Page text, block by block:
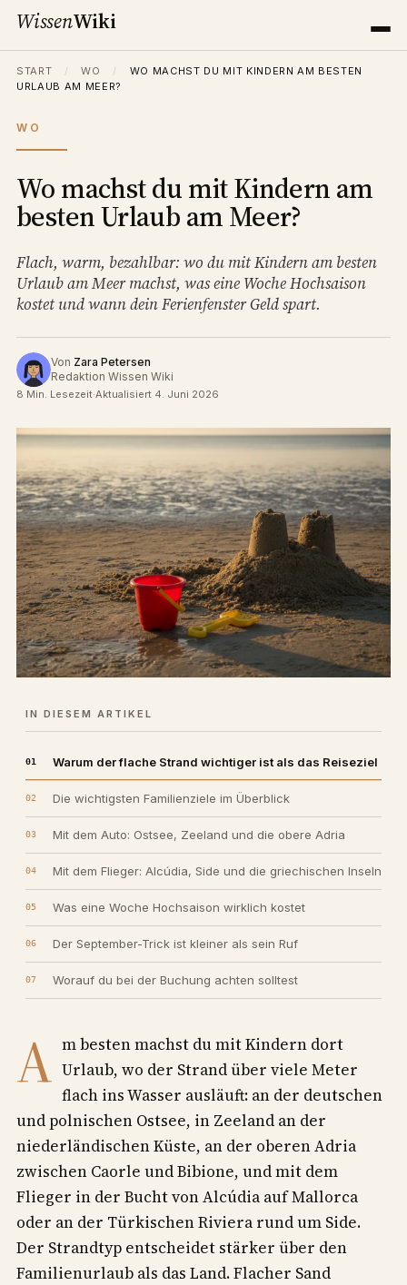
WissenWiki
START / WO /
WO MACHST DU MIT KINDERN AM BESTEN
URLAUB AM MEER?
WO
Wo machst du mit Kindern am
besten Urlaub am Meer?
Flach, warm, bezahlbar: wo du mit Kindern am besten
Urlaub am Meer machst, was eine Woche Hochsaison
kostet und wann dein Ferienfenster Geld spart.
Von Zara Petersen
Redaktion Wissen Wiki
8 Min. Lesezeit·Aktualisiert 4. Juni 2026
IN DIESEM ARTIKEL
Warum der flache Strand wichtiger ist als das Reiseziel
Die wichtigsten Familienziele im Überblick
Mit dem Auto: Ostsee, Zeeland und die obere Adria
Mit dem Flieger: Alcúdia, Side und die griechischen Inseln
Was eine Woche Hochsaison wirklich kostet
Der September-Trick ist kleiner als sein Ruf
Worauf du bei der Buchung achten solltest
A m besten machst du mit Kindern dort
Urlaub, wo der Strand über viele Meter
flach ins Wasser ausläuft: an der deutschen
und polnischen Ostsee, in Zeeland an der
niederländischen Küste, an der oberen Adria
zwischen Caorle und Bibione, und mit dem
Flieger in der Bucht von Alcúdia auf Mallorca
oder an der Türkischen Riviera rund um Side.
Der Strandtyp entscheidet stärker über den
Familienurlaub als das Land. Flacher Sand